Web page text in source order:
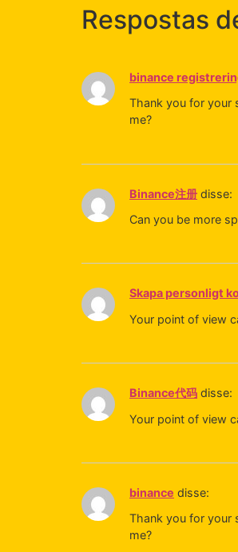
Respostas
binance
Thank you for your
me?
Binance注册 disse:
Can you be more
Skapa personligt
Your point of view
Binance代码 disse:
Your point of view
binance disse:
Thank you for your
me?